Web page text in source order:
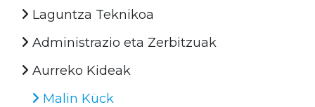
Laguntza Teknikoa
Administrazio eta Zerbitzuak
Aurreko Kideak
Malin Kück